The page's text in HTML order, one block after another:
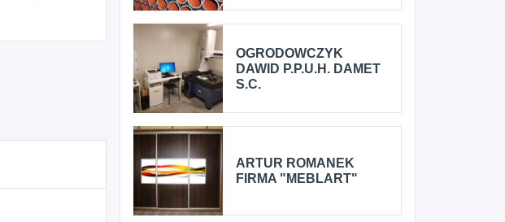
OGRODOWCZYK
DAWID P.P.U.H. DAMET
S.C.
ARTUR ROMANEK
FIRMA "MEBLART"